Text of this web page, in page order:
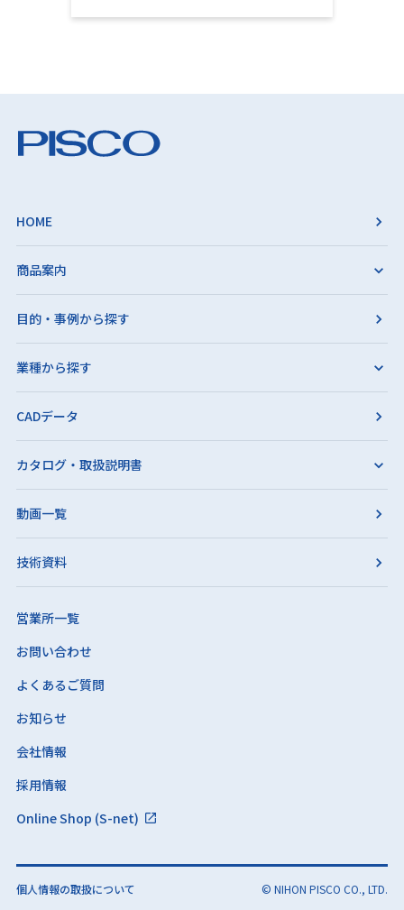
HOME
商品案内
目的・事例から探す
業種から探す
CADデータ
カタログ・取扱説明書
動画一覧
技術資料
営業所一覧
お問い合わせ
よくあるご質問
お知らせ
会社情報
採用情報
Online Shop (S-net)
個人情報の取扱について © NIHON PISCO CO., LTD.